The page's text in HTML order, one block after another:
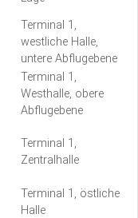
Terminal 1,
westliche Halle,
untere Abflugebene
Terminal 1,
Westhalle, obere
Abflugebene
Terminal 1,
Zentralhalle
Terminal 1, östliche
Halle